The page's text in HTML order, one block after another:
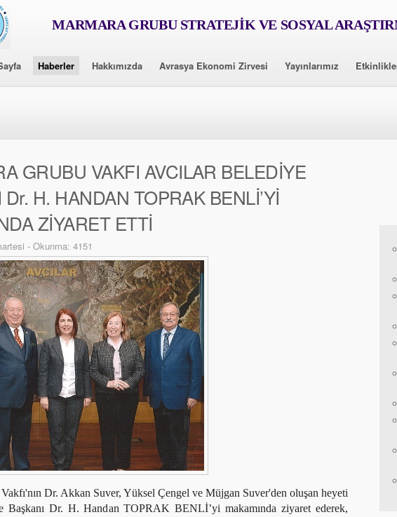
MARMARA GRUBU STRATEJİK VE SOSYAL
Haberler Hakkımızda Avrasya Ekonomi Zirvesi Yayınlarımız
GRUBU VAKFI AVCILAR BELEDİYE
H. HANDAN TOPRAK BENLİ’Yİ
ZİYARET ETTİ
- Okunma: 4151
Dr. Akkan Suver, Yüksel Çengel ve Müjgan Suver'den oluşan heyeti
Başkanı Dr. H. Handan TOPRAK BENLİ’yi makamında ziyaret ederek,